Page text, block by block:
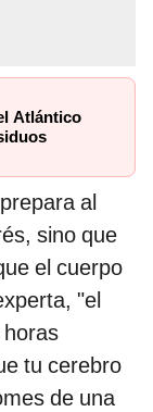
Atlántico
al
sino que
el cuerpo
"el
tu cerebro
de una